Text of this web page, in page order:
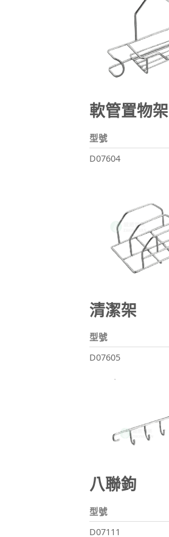
軟管置物架
型號
D07604
清潔架
型號
D07605
八聯鉤
型號
D07111